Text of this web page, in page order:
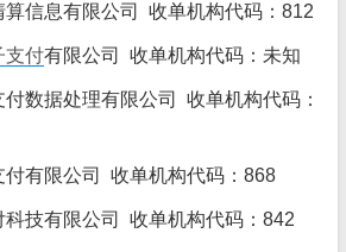
算信息有限公司 收单机构代码：812
支付有限公司 收单机构代码：未知
数据处理有限公司 收单机构代码：
付有限公司 收单机构代码：868
科技有限公司 收单机构代码：842